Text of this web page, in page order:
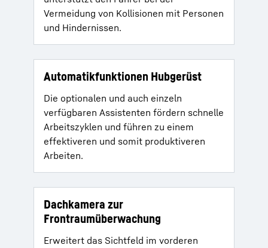
Vermeidung von Kollisionen mit Personen
und Hindernissen.
Automatikfunktionen Hubgerüst
Die optionalen und auch einzeln
verfügbaren Assistenten fördern schnelle
Arbeitszyklen und führen zu einem
effektiveren und somit produktiveren
Arbeiten.
Dachkamera zur
Frontraumüberwachung
Erweitert das Sichtfeld im vorderen